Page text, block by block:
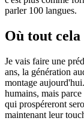
parler 100 langues.
Où tout cela
Je vais faire une
ans, la génération
montage
humains, mais
qui prospéreront
maintenant leur